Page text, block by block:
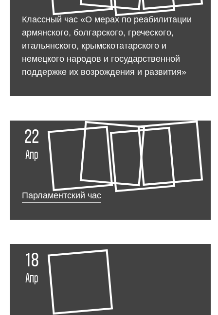
Классный час «О мерах по реабилитации
армянского, болгарского, греческого,
итальянского, крымскотатарского и
немецкого народов и государственной
поддержке их возрождения и развития»
22
Апр
Парламентский час
18
Апр